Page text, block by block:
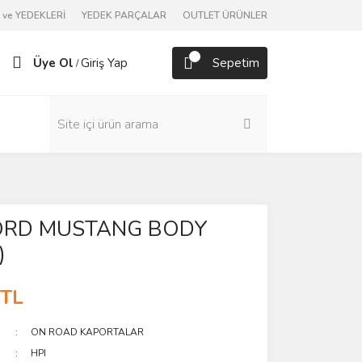
YEDEKLERİ YEDEK PARÇALAR OUTLET ÜRÜNLER
Üye Ol /Giriş Yap Sepetim
MUSTANG BODY
ON ROAD KAPORTALAR
HPI